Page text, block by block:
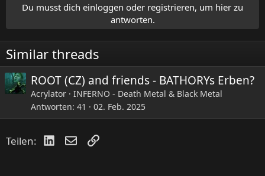
o
n
e
n
:
Du musst dich einloggen oder registrieren, um hier zu
antworten.
Similar threads
ROOT (CZ) and friends - BATHORYs Erben?
Acrylator
INFERNO - Death Metal & Black Metal
Antworten 41 02. Feb. 2025
Teilen: LinkedIn
E-MailLink